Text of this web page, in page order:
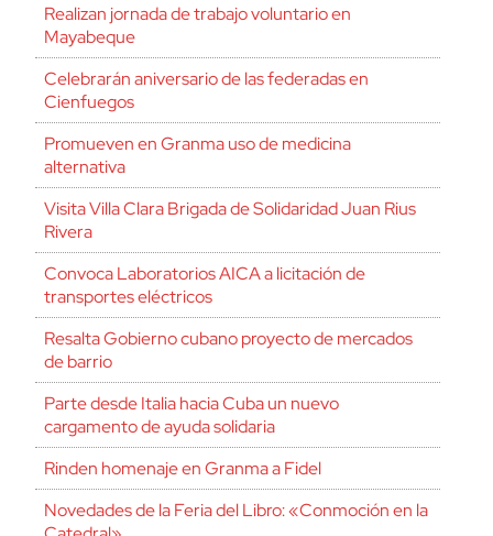
Realizan jornada de trabajo voluntario en
Mayabeque
Celebrarán aniversario de las federadas en
Cienfuegos
Promueven en Granma uso de medicina
alternativa
Visita Villa Clara Brigada de Solidaridad Juan Rius
Rivera
Convoca Laboratorios AICA a licitación de
transportes eléctricos
Resalta Gobierno cubano proyecto de mercados
de barrio
Parte desde Italia hacia Cuba un nuevo
cargamento de ayuda solidaria
Rinden homenaje en Granma a Fidel
Novedades de la Feria del Libro: «Conmoción en la